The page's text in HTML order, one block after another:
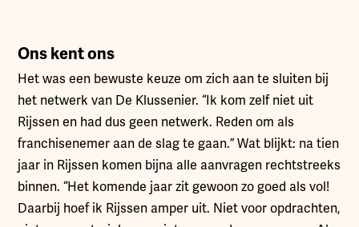
Ons kent ons
Het was een bewuste keuze om zich aan te sluiten bij
het netwerk van De Klussenier. “Ik kom zelf niet uit
Rijssen en had dus geen netwerk. Reden om als
franchisenemer aan de slag te gaan.” Wat blijkt: na tien
jaar in Rijssen komen bijna alle aanvragen rechtstreeks
binnen. “Het komende jaar zit gewoon zo goed als vol!
Daarbij hoef ik Rijssen amper uit. Niet voor opdrachten,